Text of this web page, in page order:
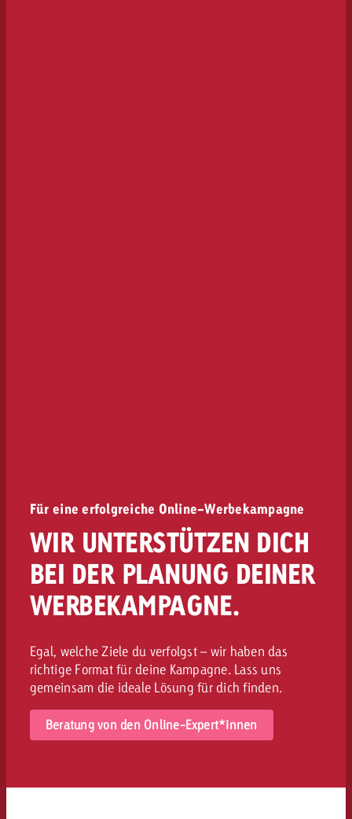
Für eine erfolgreiche Online-Werbekampagne
WIR UNTERSTÜTZEN DICH
BEI DER PLANUNG DEINER
WERBEKAMPAGNE.
Egal, welche Ziele du verfolgst – wir haben das
richtige Format für deine Kampagne. Lass uns
gemeinsam die ideale Lösung für dich finden.
Beratung von den Online-Expert*innen